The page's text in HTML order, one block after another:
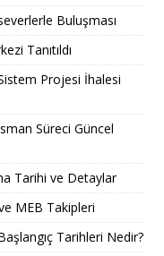
Buluşması
Tanıtıldı
Projesi İhalesi
Süreci Güncel
Tarihi ve Detaylar
MEB Takipleri
Tarihleri Nedir?